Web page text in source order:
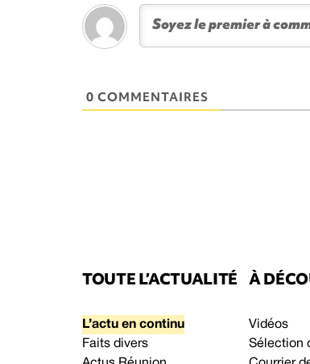
0 COMMENTAIRES
TOUTE L’ACTUALITÉ
L’actu en continu
Faits divers
À
Vidéos
Sélection